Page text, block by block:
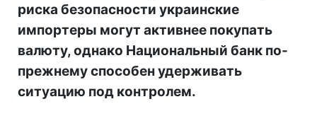
риска безопасности украинские
импортеры могут активнее покупать
валюту, однако Национальный банк по-
прежнему способен удерживать
ситуацию под контролем.